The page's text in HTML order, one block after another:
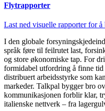
Flytrapporter
Last ned visuelle rapporter for
I den globale
språk føre til feilrutet last,
og store økonomiske tap. For
formidabel utfordring å finne
distribuert arbeidsstyrke som
markeder. Talkpal bygger bro
kommunikasjonen forblir klar,
italienske nettverk – fra